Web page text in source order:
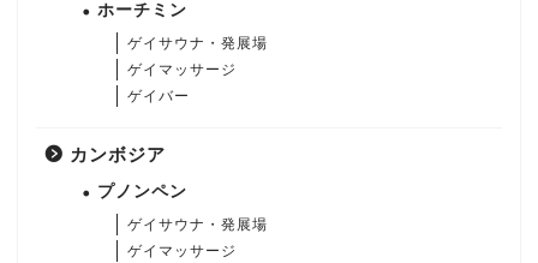
ホーチミン
ゲイサウナ・発展場
ゲイマッサージ
ゲイバー
カンボジア
プノンペン
ゲイサウナ・発展場
ゲイマッサージ